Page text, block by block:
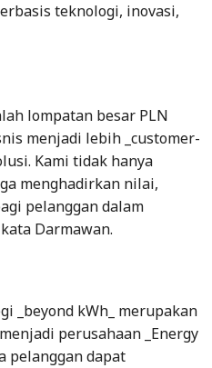
teknologi, inovasi,
lompatan besar PLN
menjadi lebih _customer-
Kami tidak hanya
menghadirkan nilai,
pelanggan dalam
Darmawan.
_beyond kWh_ merupakan
perusahaan _Energy
pelanggan dapat